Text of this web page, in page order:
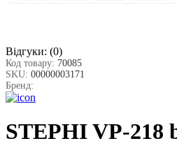
Відгуки: (0)
Код товару: 70085
SKU: 00000003171
Бренд:
STEPHI VP-218